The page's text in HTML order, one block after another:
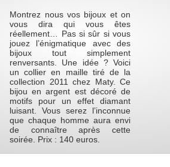
Montrez nous vos bijoux et on
vous dira qui vous êtes
réellement… Pas si sûr si vous
jouez l’énigmatique avec des
bijoux tout simplement
renversants. Une idée ? Voici
un collier en maille tiré de la
collection 2011 chez Maty. Ce
bijou en argent est décoré de
motifs pour un effet diamant
luisant. Vous serez l’inconnue
que chaque homme aura envi
de connaître après cette
soirée. Prix : 140 euros.